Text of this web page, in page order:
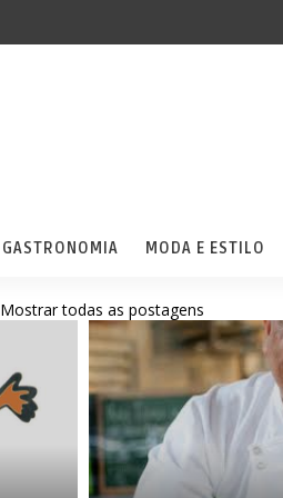
GASTRONOMIA MODA E ESTILO
Mostrar todas as postagens